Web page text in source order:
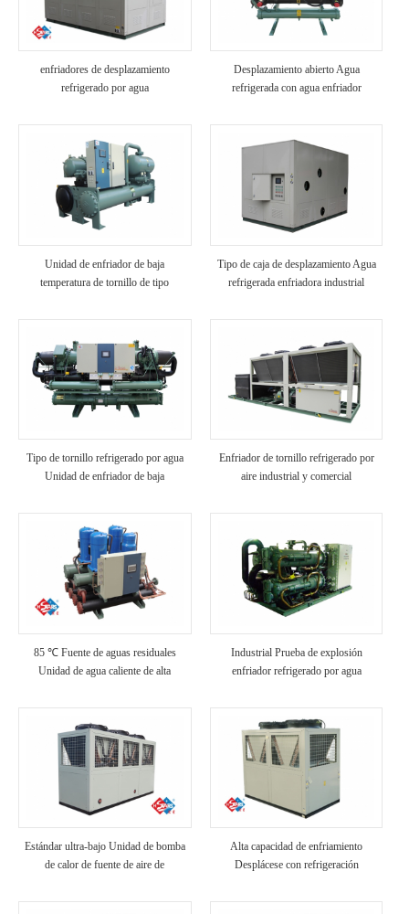
enfriadores de desplazamiento
refrigerado por agua
Desplazamiento abierto Agua
refrigerada con agua enfriador
Unidad de enfriador de baja
temperatura de tornillo de tipo
Tipo de caja de desplazamiento Agua
refrigerada enfriadora industrial
Tipo de tornillo refrigerado por agua
Unidad de enfriador de baja
Enfriador de tornillo refrigerado por
aire industrial y comercial
85 ℃ Fuente de aguas residuales
Unidad de agua caliente de alta
Industrial Prueba de explosión
enfriador refrigerado por agua
Estándar ultra-bajo Unidad de bomba
de calor de fuente de aire de
Alta capacidad de enfriamiento
Desplácese con refrigeración